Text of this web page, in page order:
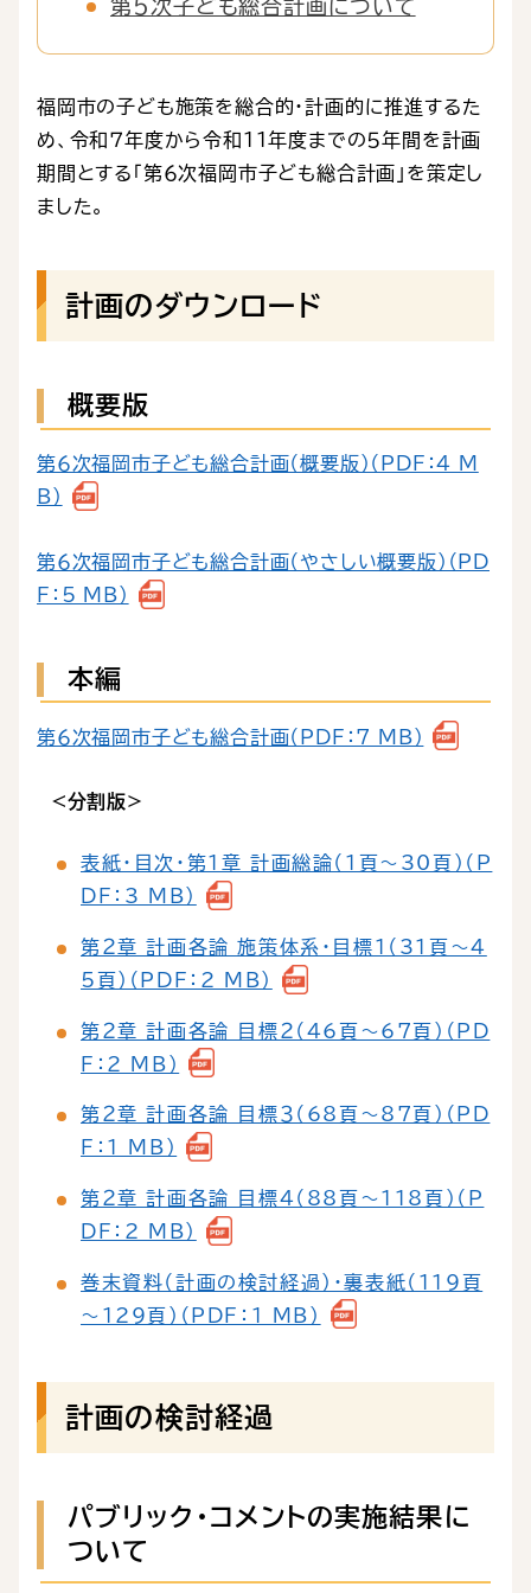
第５次子ども総合計画について
福岡市の子ども施策を総合的・計画的に推進するた
め、令和７年度から令和11年度までの５年間を計画
期間とする「第６次福岡市子ども総合計画」を策定し
ました。
計画のダウンロード
概要版
第６次福岡市子ども総合計画（概要版）（PDF：4 M
B）
第６次福岡市子ども総合計画（やさしい概要版）（PD
F：5 MB）
本編
第６次福岡市子ども総合計画（PDF：7 MB）
<分割版>
表紙・目次・第１章 計画総論（１頁～30頁）（P
DF：3 MB）
第２章 計画各論 施策体系・目標１（31頁～4
5頁）（PDF：2 MB）
第２章 計画各論 目標２（46頁～67頁）（PD
F：2 MB）
第２章 計画各論 目標３（68頁～87頁）（PD
F：1 MB）
第２章 計画各論 目標４（88頁～118頁）（P
DF：2 MB）
巻末資料（計画の検討経過）・裏表紙（119頁
～129頁）（PDF：1 MB）
計画の検討経過
パブリック・コメントの実施結果に
ついて